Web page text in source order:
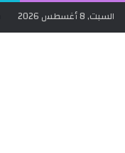
السبت, 8 أغسطس 2026